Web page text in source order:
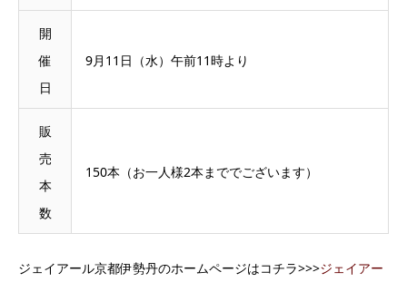
開
催
日
9月11日（水）午前11時より
販
売
本
数
150本（お一人様2本まででございます）
ジェイアール京都伊勢丹のホームページはコチラ>>>ジェイアー